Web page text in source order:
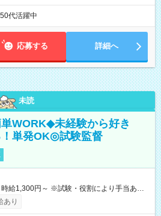
代活躍中
応募する 詳細へ
未読
WORK◆未経験から好き
単発OK◎試験監督
給あり 【即給（前払い）オプションあ
場合、勤務から1週間ほどで給与の一部を受け
あり